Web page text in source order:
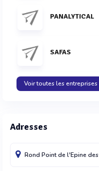
PANALYTICAL
SAFAS
Voir toutes les
Adresses
Rond Point de l'Epine